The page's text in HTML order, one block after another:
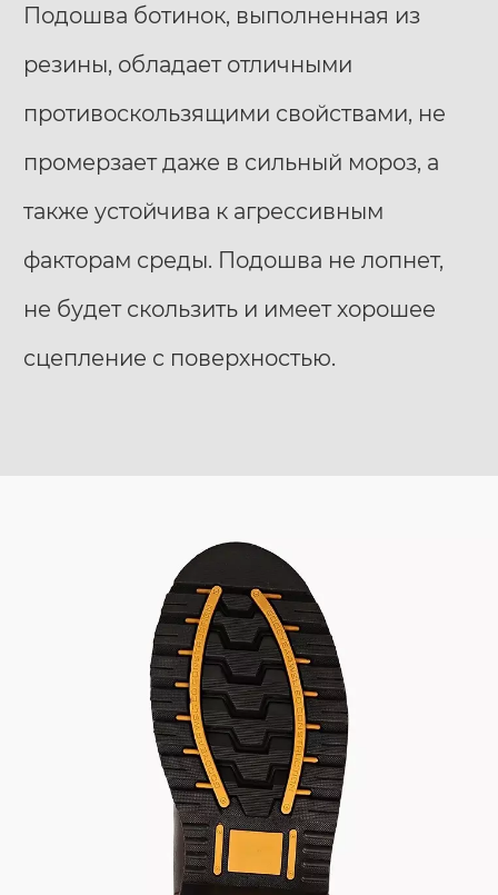
Подошва ботинок, выполненная из
резины, обладает отличными
противоскользящими свойствами, не
промерзает даже в сильный мороз, а
также устойчива к агрессивным
факторам среды. Подошва не лопнет,
не будет скользить и имеет хорошее
сцепление с поверхностью.